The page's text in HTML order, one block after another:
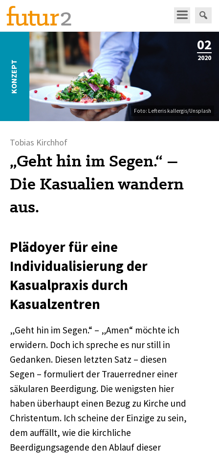
02
2020
Foto: Lefteris kallergis/Unsplash
KONZEPT
Tobias Kirchhof
„Geht hin im Segen.“ –
Die Kasualien wandern
aus.
Plädoyer für eine
Individualisierung der
Kasualpraxis durch
Kasualzentren
„Geht hin im Segen.“ – „Amen“ möchte ich
erwidern. Doch ich spreche es nur still in
Gedanken. Diesen letzten Satz – diesen
Segen – formuliert der Trauerredner einer
säkularen Beerdigung. Die wenigsten hier
haben überhaupt einen Bezug zu Kirche und
Christentum. Ich scheine der Einzige zu sein,
dem auffällt, wie die kirchliche
Beerdigungsagende den Ablauf dieser